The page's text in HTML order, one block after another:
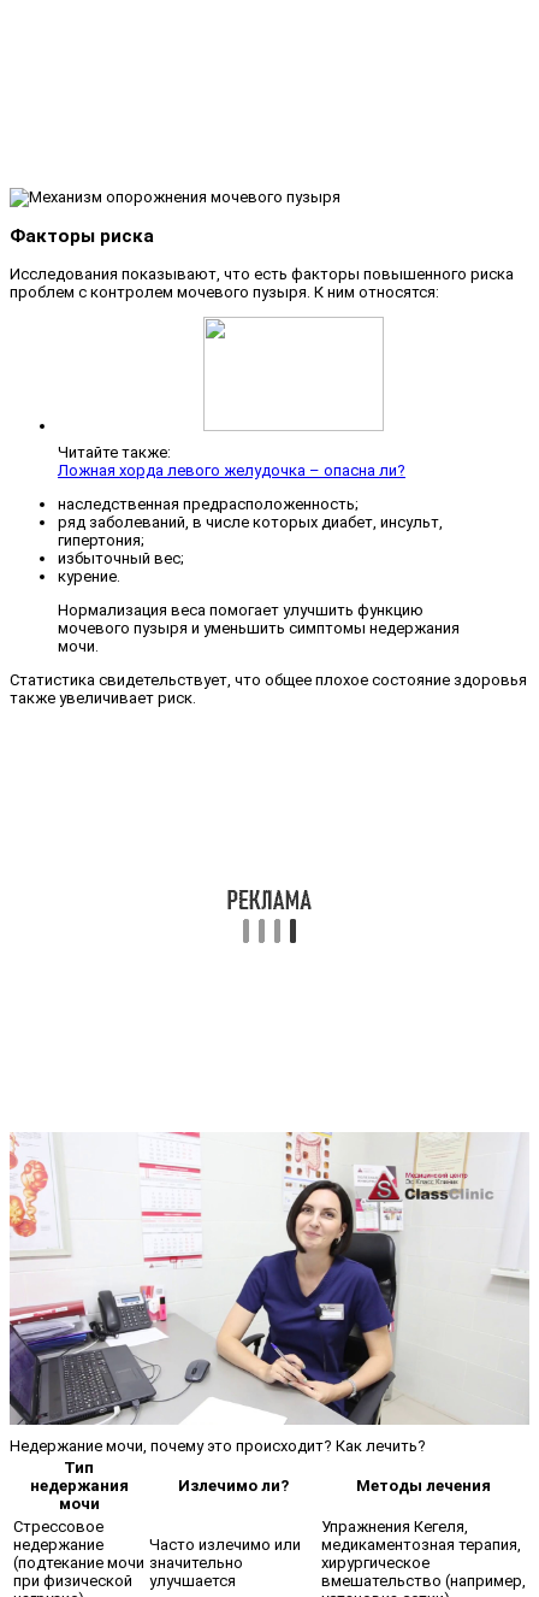
Факторы риска
Исследования показывают, что есть факторы повышенного риска
проблем с контролем мочевого пузыря. К ним относятся:
Читайте также:
Ложная хорда левого желудочка – опасна ли?
наследственная предрасположенность;
ряд заболеваний, в числе которых диабет, инсульт,
гипертония;
избыточный вес;
курение.
Нормализация веса помогает улучшить функцию
мочевого пузыря и уменьшить симптомы недержания
мочи.
Статистика свидетельствует, что общее плохое состояние здоровья
также увеличивает риск.
Недержание мочи, почему это происходит? Как лечить?
Тип
недержания
мочи
Излечимо ли? Методы лечения
Стрессовое
недержание
(подтекание мочи
при физической
Часто излечимо или
значительно
улучшается
Упражнения Кегеля,
медикаментозная терапия,
хирургическое
вмешательство (например,